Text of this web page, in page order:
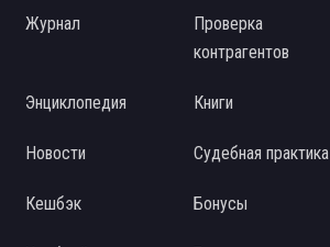
Журнал
Проверка
контрагентов
Энциклопедия Книги
Новости Судебная практика
Кешбэк Бонусы